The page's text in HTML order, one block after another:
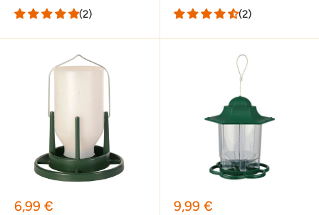
(2) (2)
Sonderpreis
6,99 € Sonderpreis
9,99 €